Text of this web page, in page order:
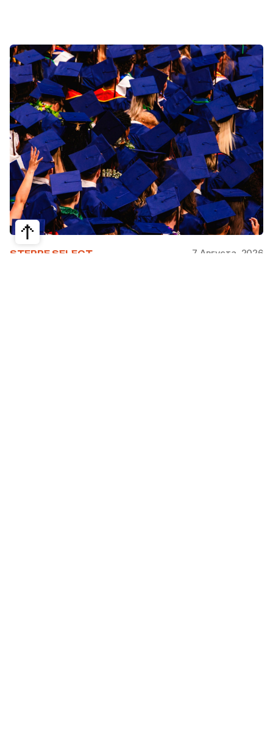
STEPPE SELECT 7 Августа, 2026